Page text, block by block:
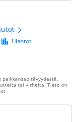
Tilastot
tai virheitä. Tieto on